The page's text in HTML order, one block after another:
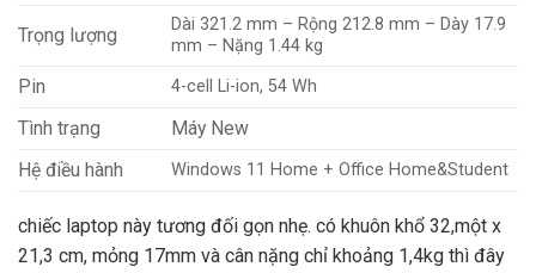
Trọng lượng
Dài 321.2 mm – Rộng 212.8 mm – Dày 17.9
mm – Nặng 1.44 kg
Pin 4-cell Li-ion, 54 Wh
Tình trạng
Máy New
Hệ điều hành
Windows 11 Home + Office Home&Student
chiếc laptop này tương đối gọn nhẹ. có khuôn khổ 32,một x
21,3 cm, mỏng 17mm và cân nặng chỉ khoảng 1,4kg thì đây